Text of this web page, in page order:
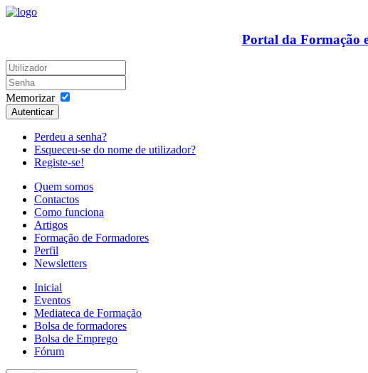
Portal da Formação
Memorizar
Autenticar
Perdeu a senha?
Esqueceu-se do nome de utilizador?
Registe-se!
Quem somos
Contactos
Como funciona
Artigos
Formação de Formadores
Perfil
Newsletters
Inicial
Eventos
Mediateca de Formação
Bolsa de formadores
Bolsa de Emprego
Fórum